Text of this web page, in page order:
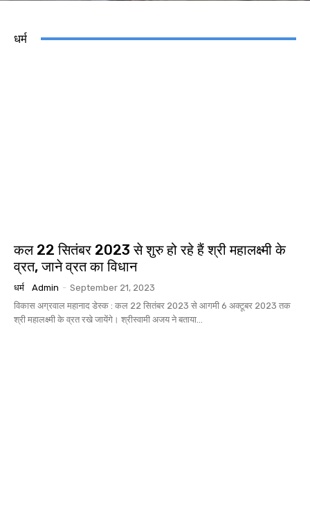
धर्म
कल 22 सितंबर 2023 से शुरु हो रहे हैं श्री महालक्ष्मी के
व्रत, जाने व्रत का विधान
धर्म Admin - September 21, 2023
विकास अग्रवाल महानाद डेस्क : कल 22 सितंबर 2023 से आगमी 6 अक्टूबर 2023 तक
श्री महालक्ष्मी के व्रत रखे जायेंगे। श्रीस्वामी अजय ने बताया...